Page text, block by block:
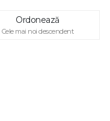
Ordonează
Cele mai noi descendent